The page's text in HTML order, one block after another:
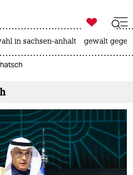
zahl ich
ich

taz zahl ich
in sachsen-anhalt gewalt